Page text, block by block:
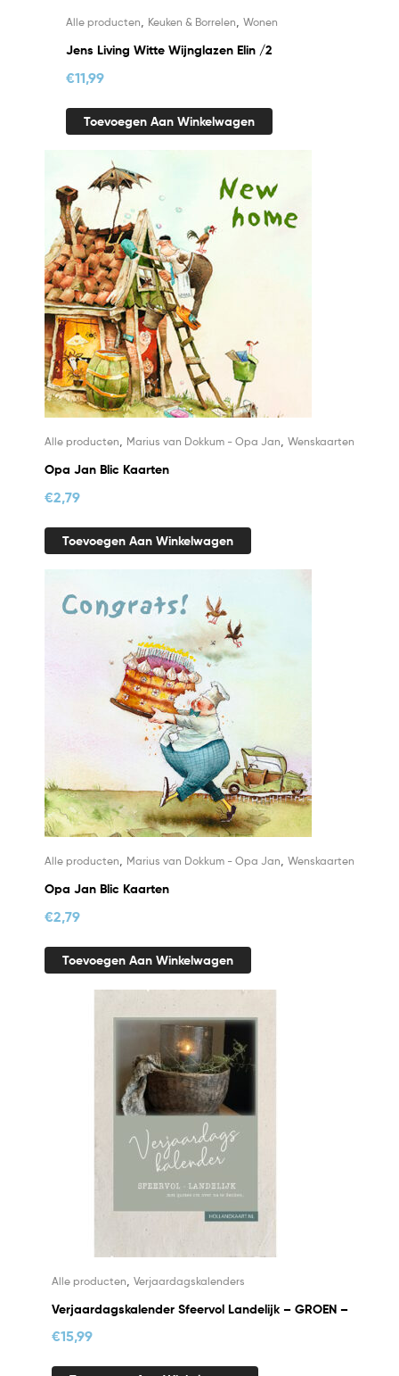
Alle producten Keuken & Borrelen Wonen
Jens Living Witte Wijnglazen Elin /2
€11,99
Toevoegen Aan Winkelwagen
Alle producten Marius van Dokkum - Opa Jan Wenskaarten
Opa Jan Blic Kaarten
€2,79
Toevoegen Aan Winkelwagen
Alle producten, Marius van Dokkum - Opa Jan, Wenskaarten
Opa Jan Blic Kaarten
€2,79
Toevoegen Aan Winkelwagen
Alle producten Verjaardagskalenders
Verjaardagskalender Sfeervol Landelijk – GROEN –
€15,99